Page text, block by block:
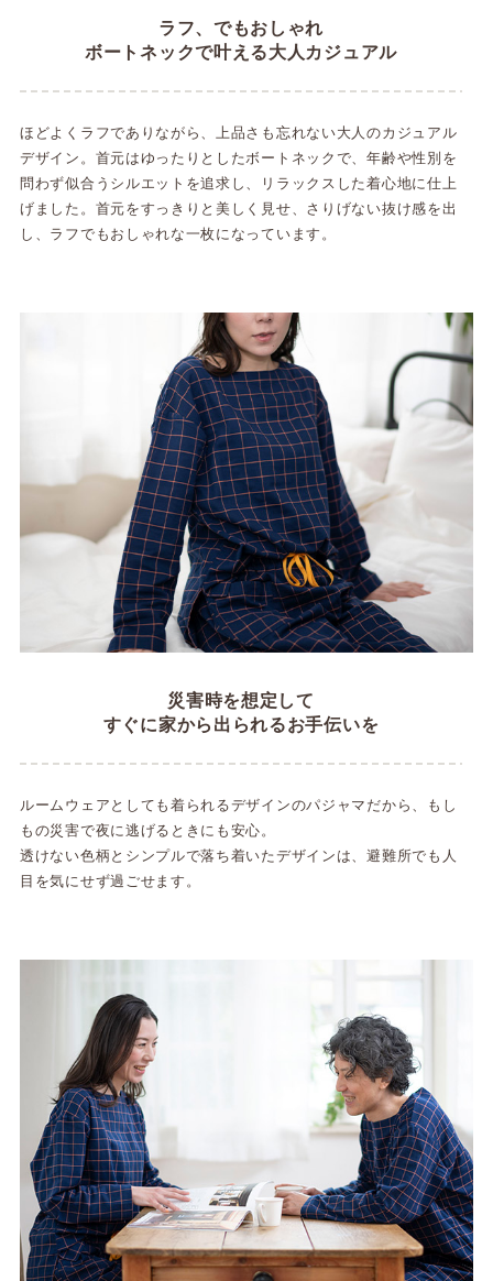
ラフ、でもおしゃれ
ボートネックで叶える大人カジュアル
ほどよくラフでありながら、上品さも忘れない大人のカジュアル
デザイン。首元はゆったりとしたボートネックで、年齢や性別を
問わず似合うシルエットを追求し、リラックスした着心地に仕上
げました。首元をすっきりと美しく見せ、さりげない抜け感を出
し、ラフでもおしゃれな一枚になっています。
災害時を想定して
すぐに家から出られるお手伝いを
ルームウェアとしても着られるデザインのパジャマだから、もし
もの災害で夜に逃げるときにも安心。
透けない色柄とシンプルで落ち着いたデザインは、避難所でも人
目を気にせず過ごせます。